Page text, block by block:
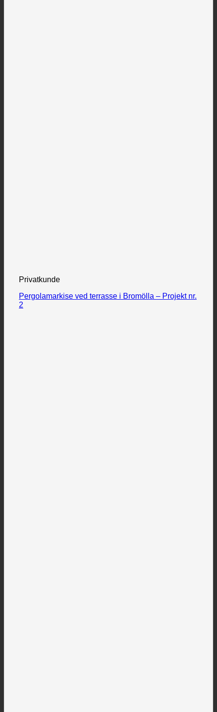
Privatkunde
Pergolamarkise ved terrasse i Bromölla – Projekt nr.
2